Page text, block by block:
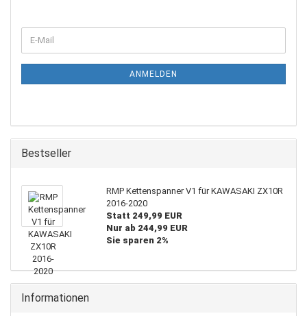
ZUR
E-
Mail
ANMELDEN
Bestseller
RMP Kettenspanner V1 für KAWASAKI ZX10R
2016-2020
Statt 249,99 EUR
Nur ab 244,99 EUR
Sie sparen 2%
Informationen